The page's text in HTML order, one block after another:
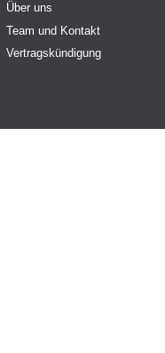
Über uns
Team und Kontakt
Vertragskündigung